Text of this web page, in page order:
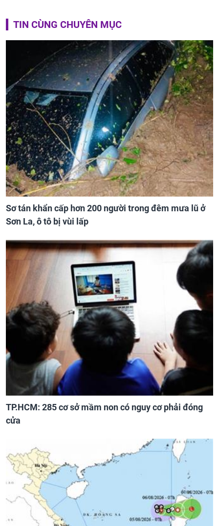
TIN CÙNG CHUYÊN MỤC
Sơ tán khẩn cấp hơn 200 người trong đêm mưa lũ ở
Sơn La, ô tô bị vùi lấp
TP.HCM: 285 cơ sở mầm non có nguy cơ phải đóng
cửa